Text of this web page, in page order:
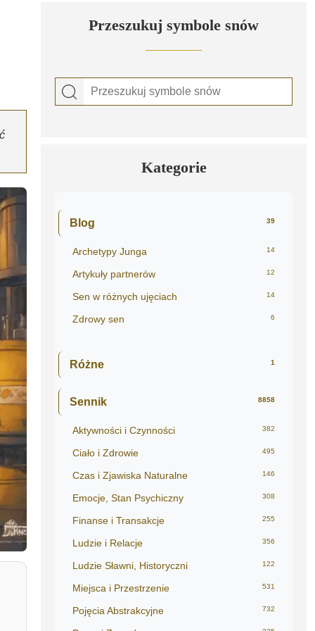
Przeszukuj symbole snów
Kategorie
Blog 39
Archetypy Junga 14
Artykuły partnerów 12
Sen w różnych ujęciach 14
Zdrowy sen 6
Różne 1
Sennik 8858
Aktywności i Czynności 382
Ciało i Zdrowie 495
Czas i Zjawiska Naturalne 146
Emocje, Stan Psychiczny 308
Finanse i Transakcje 255
Ludzie i Relacje 356
Ludzie Sławni, Historyczni 122
Miejsca i Przestrzenie 531
Pojęcia Abstrakcyjne 732